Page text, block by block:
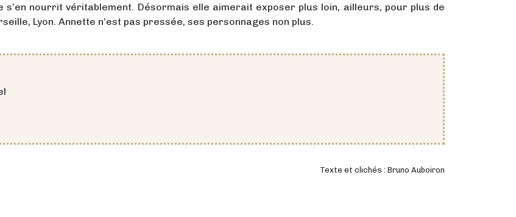
nourrit véritablement. Désormais elle aimerait exposer plus loin, ailleurs, pour plus de
Lyon. Annette n’est pas pressée, ses personnages non plus.
Texte et clichés : Bruno Auboiron